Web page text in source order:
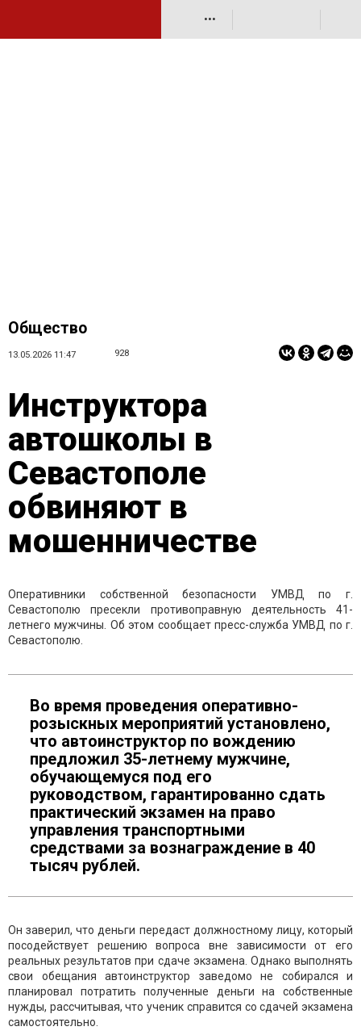
•••
Общество
13.05.2026 11:47 928
Инструктора
автошколы в
Севастополе
обвиняют в
мошенничестве
Оперативники собственной безопасности УМВД по г.
Севастополю пресекли противоправную деятельность 41-
летнего мужчины. Об этом сообщает пресс-служба УМВД по г.
Севастополю.
Во время проведения оперативно-
розыскных мероприятий установлено,
что автоинструктор по вождению
предложил 35-летнему мужчине,
обучающемуся под его
руководством, гарантированно сдать
практический экзамен на право
управления транспортными
средствами за вознаграждение в 40
тысяч рублей.
Он заверил, что деньги передаст должностному лицу, который
посодействует решению вопроса вне зависимости от его
реальных результатов при сдаче экзамена. Однако выполнять
свои обещания автоинструктор заведомо не собирался и
планировал потратить полученные деньги на собственные
нужды, рассчитывая, что ученик справится со сдачей экзамена
самостоятельно.